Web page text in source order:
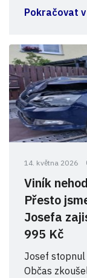
Pokračovat
14. května 2026
Viník
Přesto
Josefa
995 Kč
Josef stopnul
Občas